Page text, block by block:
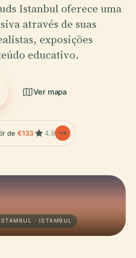
Istanbul oferece uma
através de suas
exposições
educativo.
Ver mapa
de €133 4.9
· ISTAMBUL